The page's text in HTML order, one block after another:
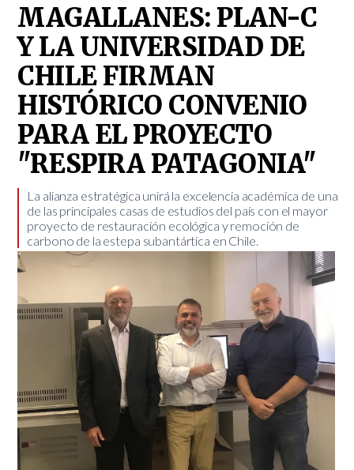
MAGALLANES: PLAN-C
Y LA UNIVERSIDAD DE
CHILE FIRMAN
HISTÓRICO CONVENIO
PARA EL PROYECTO
"RESPIRA PATAGONIA"
La alianza estratégica unirá la excelencia académica de una
de las principales casas de estudios del país con el mayor
proyecto de restauración ecológica y remoción de
carbono de la estepa subantártica en Chile.